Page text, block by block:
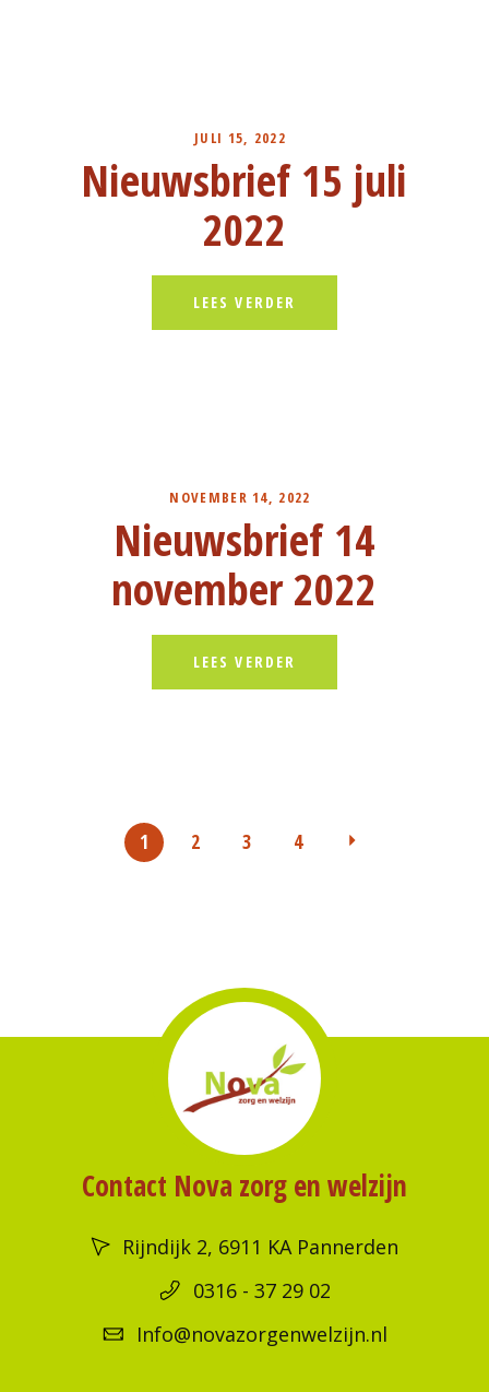
JULI 15, 2022
Nieuwsbrief 15 juli
2022
LEES VERDER
NOVEMBER 14, 2022
Nieuwsbrief 14
november 2022
LEES VERDER
1 2 3 4
Contact Nova zorg en welzijn
Rijndijk 2, 6911 KA Pannerden
0316 - 37 29 02
Info@novazorgenwelzijn.nl